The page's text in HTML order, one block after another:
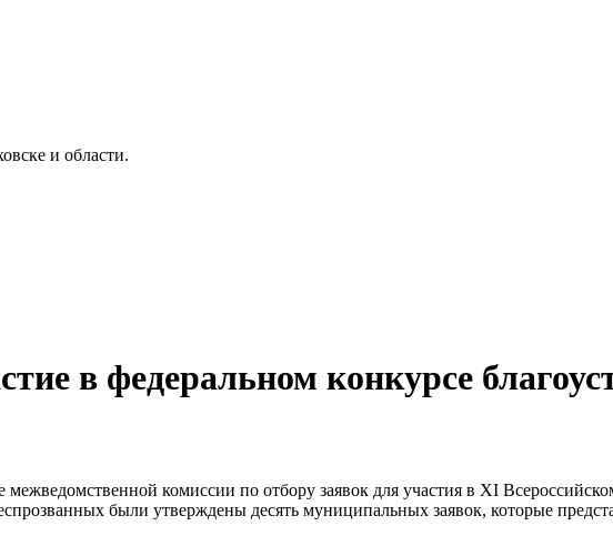
и области.
в федеральном конкурсе
межведомственной комиссии по отбору заявок для участия в XI
были утверждены десять муниципальных заявок, которые